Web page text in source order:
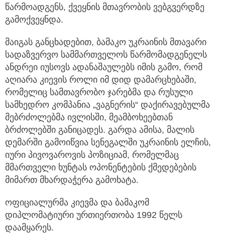
წარმოადგენს, ქვეყნის მთავრობის ვებგვერდზე
გამოქვეყნდა.
მაიგას განცხადებით, ბამაკო უკრაინის მთავარი
სადაზვერვო სამმართველოს წარმომადგენელს
ანდრეი იუსოვს ადანაშაულებს იმის გამო, რომ
აღიარა კიევის როლი იმ დიდ დამარცხებაში,
რომელიც სამთავრობო ჯარებმა და რუსული
სამხედრო კომპანია „ვაგნერის“ დაქირავებულმა
მებრძოლებმა ივლისში, მეამბოხეებთან
ბრძოლებში განიცადეს. გარდა ამისა, მალის
დემარში გამოიწვია სენეგალში უკრაინის ელჩის,
იური პივოვაროვის პოზიციამ, რომელმაც
მმართველი ხუნტას ოპონენტების ქმედებების
მიმართ მხარდაჭერა გამოხატა.
ოფიციალურმა კიევმა და ბამაკომ
დიპლომატიური ურთიერთობა 1992 წელს
დაამყარეს.